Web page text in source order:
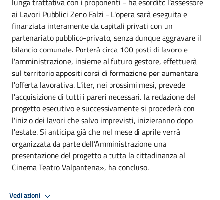
ai Lavori Pubblici Zeno Falzi - L'opera sarà eseguita e
finanziata interamente da capitali privati con un
partenariato pubblico-privato, senza dunque aggravare il
bilancio comunale. Porterà circa 100 posti di lavoro e
l'amministrazione, insieme al futuro gestore, effettuerà
sul territorio appositi corsi di formazione per aumentare
l'offerta lavorativa. L'iter, nei prossimi mesi, prevede
l'acquisizione di tutti i pareri necessari, la redazione del
progetto esecutivo e successivamente si procederà con
l'inizio dei lavori che salvo imprevisti, inizieranno dopo
l'estate. Si anticipa già che nel mese di aprile verrà
organizzata da parte dell’Amministrazione una
presentazione del progetto a tutta la cittadinanza al
Cinema Teatro Valpantena», ha concluso.
Vedi azioni